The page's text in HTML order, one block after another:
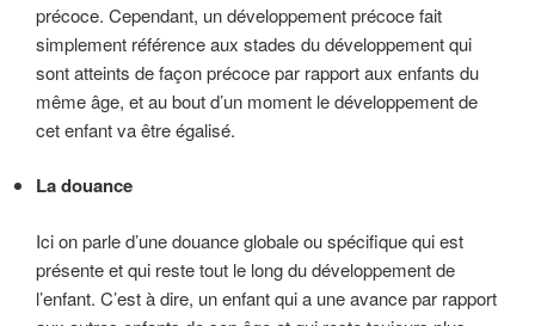
précoce. Cependant, un développement précoce fait
simplement référence aux stades du développement qui
sont atteints de façon précoce par rapport aux enfants du
même âge, et au bout d’un moment le développement de
cet enfant va être égalisé.
La douance
Ici on parle d’une douance globale ou spécifique qui est
présente et qui reste tout le long du développement de
l’enfant. C’est à dire, un enfant qui a une avance par rapport